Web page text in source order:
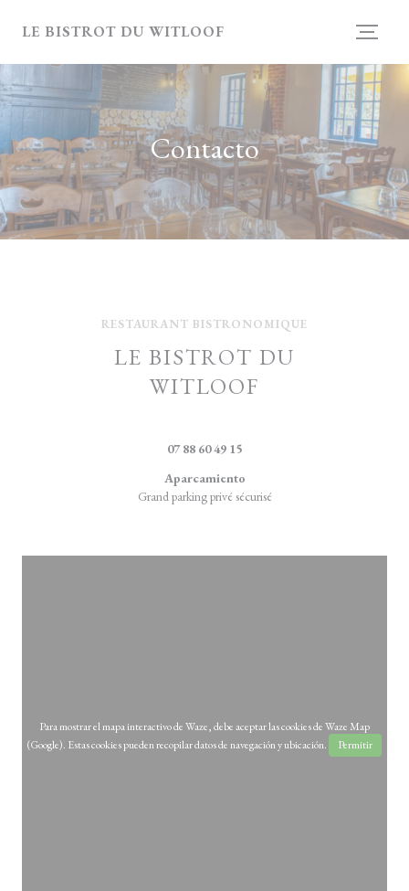
LE BISTROT DU WITLOOF
Contacto
RESTAURANT BISTRONOMIQUE
LE BISTROT DU
WITLOOF
07 88 60 49 15
Aparcamiento
Grand parking privé sécurisé
Para mostrar el mapa interactivo de Waze, debe aceptar las cookies de Waze Map
(Google). Estas cookies pueden recopilar datos de navegación y ubicación.
Permitir